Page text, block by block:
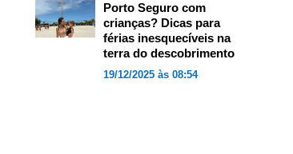
Porto Seguro com
crianças? Dicas para
férias inesquecíveis na
terra do descobrimento
19/12/2025 às 08:54